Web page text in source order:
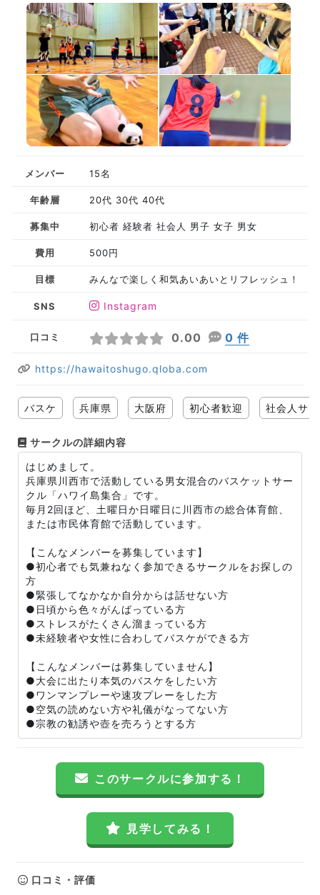
メンバー 15名
年齢層 20代 30代 40代
募集中 初心者 経験者 社会人 男子 女子 男女
費用 500円
目標 みんなで楽しく和気あいあいとリフレッシュ！
SNS Instagram
口コミ 0.00 0 件
https://hawaitoshugo.qloba.com
バスケ 兵庫県 大阪府 初心者歓迎 社会人サ
サークルの詳細内容
はじめまして。
兵庫県川西市で活動している男女混合のバスケットサー
クル「ハワイ島集合」です。
毎月2回ほど、土曜日か日曜日に川西市の総合体育館、
または市民体育館で活動しています。
【こんなメンバーを募集しています】
●初心者でも気兼ねなく参加できるサークルをお探しの
方
●緊張してなかなか自分からは話せない方
●日頃から色々がんばっている方
●ストレスがたくさん溜まっている方
●未経験者や女性に合わしてバスケができる方
【こんなメンバーは募集していません】
●大会に出たり本気のバスケをしたい方
●ワンマンプレーや速攻プレーをした方
●空気の読めない方や礼儀がなってない方
●宗教の勧誘や壺を売ろうとする方
このサークルに参加する！
見学してみる！
口コミ・評価